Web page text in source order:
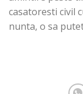
casatoresti civil
nunta, o sa